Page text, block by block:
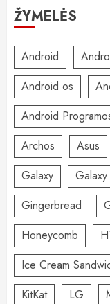
ŽYMELĖS
Android
Android os
Android
Archos
Asus
Galaxy
Gingerbread
Honeycomb
Ice Cream
KitKat
LG